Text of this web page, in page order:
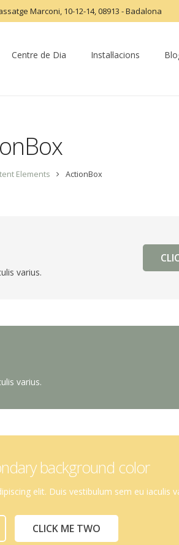
Marconi, 10-12-14, 08913 - Badalona
Centre de Dia Instal·lacions
Elements ActionBox
varius.
varius.
background color
elit. Duis vestibulum sem eu iaculis
CLICK ME TWO